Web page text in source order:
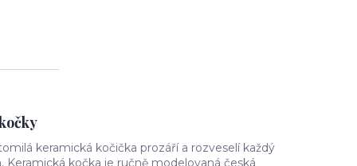
keramická kočička prozáří a rozveselí každý
Keramická kočka je ručně modelovaná česká